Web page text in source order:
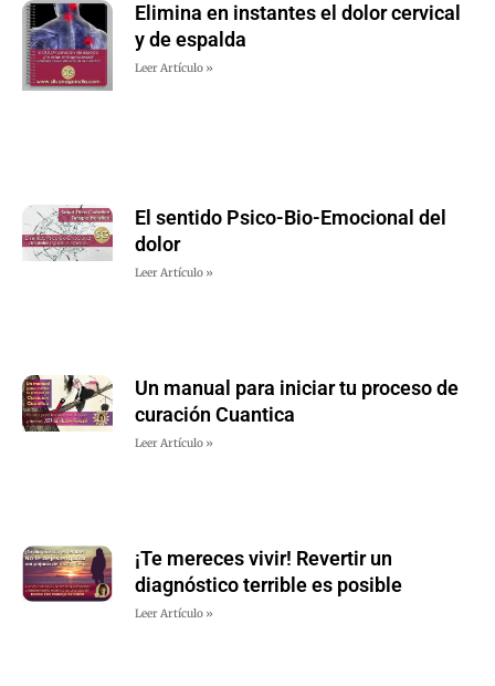
Elimina en instantes el dolor cervical
y de espalda
Leer Artículo »
El sentido Psico-Bio-Emocional del
dolor
Leer Artículo »
Un manual para iniciar tu proceso de
curación Cuantica
Leer Artículo »
¡Te mereces vivir! Revertir un
diagnóstico terrible es posible
Leer Artículo »